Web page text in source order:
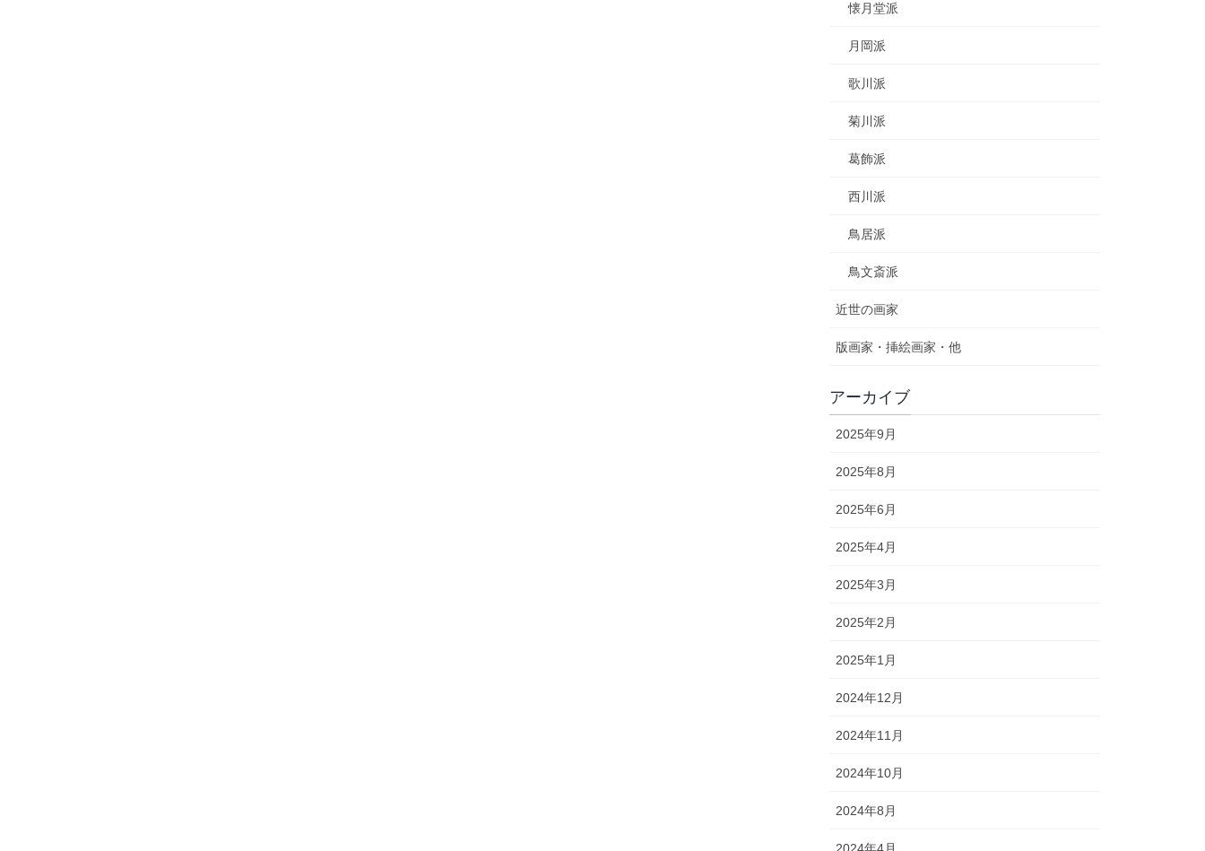
懐月堂派
月岡派
歌川派
菊川派
葛飾派
西川派
鳥居派
鳥文斎派
近世の画家
版画家・挿絵画家・他
アーカイブ
2025年9月
2025年8月
2025年6月
2025年4月
2025年3月
2025年2月
2025年1月
2024年12月
2024年11月
2024年10月
2024年8月